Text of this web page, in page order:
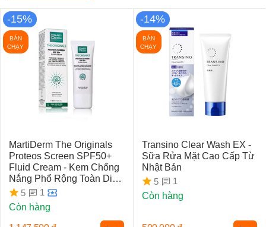
-15%
BÁN
CHẠY
MartiDerm The Originals
Proteos Screen SPF50+
Fluid Cream - Kem Chống
Nắng Phổ Rộng Toàn Diện
Ngừa Lão Hóa, Nám Da
5
1
Còn hàng
-14%
BÁN
CHẠY
Transino Clear Wash EX -
Sữa Rửa Mặt Cao Cấp Từ
Nhật Bản
5
1
Còn hàng